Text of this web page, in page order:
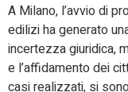
A Milano, l’avvio di
edilizi ha generato
incertezza giuridica,
e l’affidamento dei
casi realizzati, si